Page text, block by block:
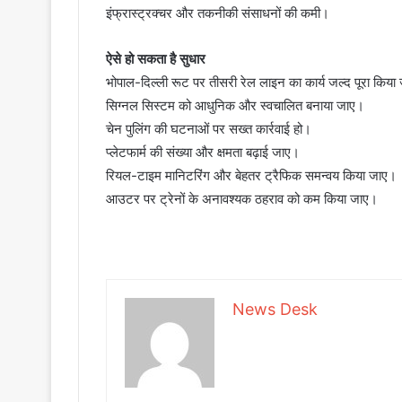
इंफ्रास्ट्रक्चर और तकनीकी संसाधनों की कमी।
ऐसे हो सकता है सुधार
भोपाल-दिल्ली रूट पर तीसरी रेल लाइन का कार्य जल्द पूरा
सिग्नल सिस्टम को आधुनिक और स्वचालित बनाया जाए।
चेन पुलिंग की घटनाओं पर सख्त कार्रवाई हो।
प्लेटफार्म की संख्या और क्षमता बढ़ाई जाए।
रियल-टाइम मानिटरिंग और बेहतर ट्रैफिक समन्वय किया जाए।
आउटर पर ट्रेनों के अनावश्यक ठहराव को कम किया जाए।
News Desk